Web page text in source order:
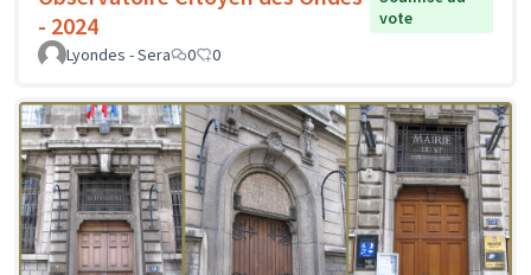
- 2024
vote
Lyondes - Sera
0 0